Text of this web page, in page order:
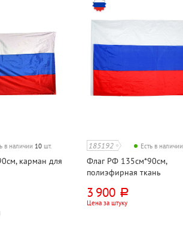
в наличии 10 шт.
карман для
185192 Есть в наличии
Флаг РФ 135см*90см,
полиэфирная ткань
3 900 руб.
Цена за штуку